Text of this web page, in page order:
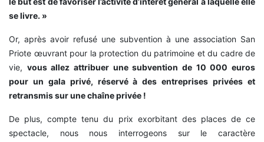
se livre. »
Or, après avoir refusé une subvention à une association San
Priote œuvrant pour la protection du patrimoine et du cadre de
vie, vous allez attribuer une subvention de 10 000 euros
pour un gala privé, réservé à des entreprises privées et
retransmis sur une chaîne privée !
De plus, compte tenu du prix exorbitant des places de ce
spectacle, nous nous interrogeons sur le caractère